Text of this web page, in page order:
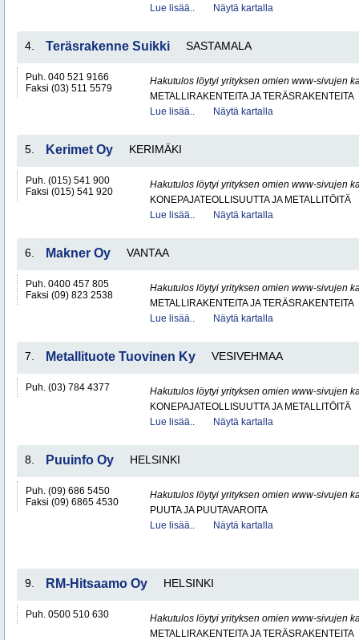
Lue lisää..
Näytä kartalla
4. Teräsrakenne Suikki SASTAMALA
Puh. 040 521 9166
Faksi (03) 511 5579
Hakutulos löytyi yrityksen omien www-sivujen
METALLIRAKENTEITA JA TERÄSRAKENTEITA
Lue lisää..
Näytä kartalla
5. Kerimet Oy KERIMÄKI
Puh. (015) 541 900
Faksi (015) 541 920
Hakutulos löytyi yrityksen omien www-sivujen
KONEPAJATEOLLISUUTTA JA METALLITÖITÄ
Lue lisää..
Näytä kartalla
6. Makner Oy VANTAA
Puh. 0400 457 805
Faksi (09) 823 2538
Hakutulos löytyi yrityksen omien www-sivujen
METALLIRAKENTEITA JA TERÄSRAKENTEITA
Lue lisää..
Näytä kartalla
7. Metallituote Tuovinen Ky VESIVEHMAA
Puh. (03) 784 4377
Hakutulos löytyi yrityksen omien www-sivujen
KONEPAJATEOLLISUUTTA JA METALLITÖITÄ
Lue lisää..
Näytä kartalla
8. Puuinfo Oy HELSINKI
Puh. (09) 686 5450
Faksi (09) 6865 4530
Hakutulos löytyi yrityksen omien www-sivujen
PUUTA JA PUUTAVAROITA
Lue lisää..
Näytä kartalla
9. RM-Hitsaamo Oy HELSINKI
Puh. 0500 510 630
Hakutulos löytyi yrityksen omien www-sivujen
METALLIRAKENTEITA JA TERÄSRAKENTEITA